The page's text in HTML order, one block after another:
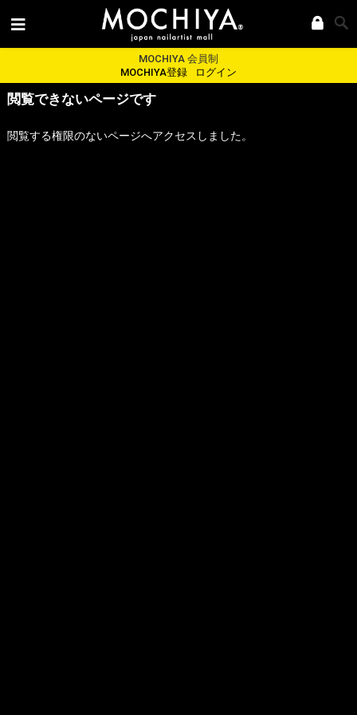
MOCHIYA 会員制
MOCHIYA登録
ログイン
閲覧できないページです
閲覧する権限のないページへアクセスしました。